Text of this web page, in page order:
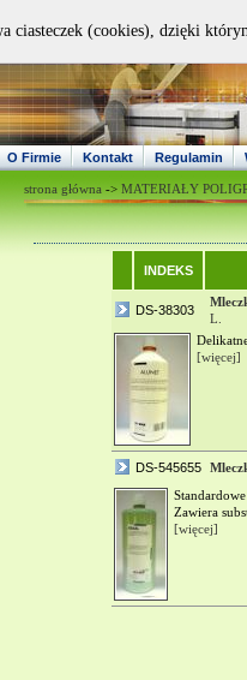
O Firmie Kontakt Regulamin
strona główna -> MATERIAŁY
INDEKS
DS-38303
L.
[więcej]
DS-545655
Zawiera
[więcej]
ciasteczek (cookies), dzięki